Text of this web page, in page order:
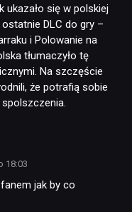
ukazało się w polskiej
DLC do gry –
i Polowanie na
tłumaczyło tę
Na szczęście
że potrafią sobie
18:03
jak by co